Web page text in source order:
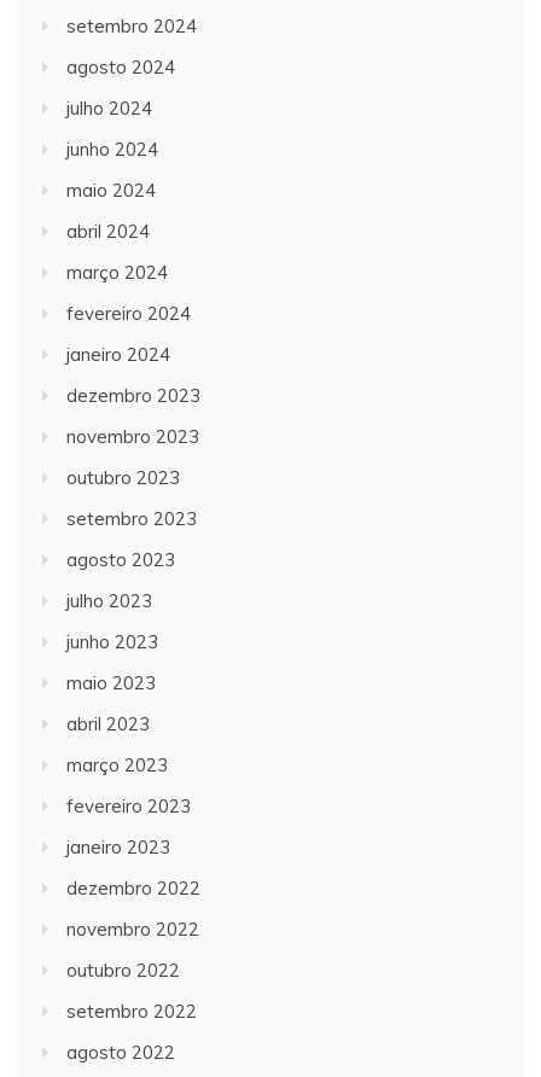
setembro 2024
agosto 2024
julho 2024
junho 2024
maio 2024
abril 2024
março 2024
fevereiro 2024
janeiro 2024
dezembro 2023
novembro 2023
outubro 2023
setembro 2023
agosto 2023
julho 2023
junho 2023
maio 2023
abril 2023
março 2023
fevereiro 2023
janeiro 2023
dezembro 2022
novembro 2022
outubro 2022
setembro 2022
agosto 2022